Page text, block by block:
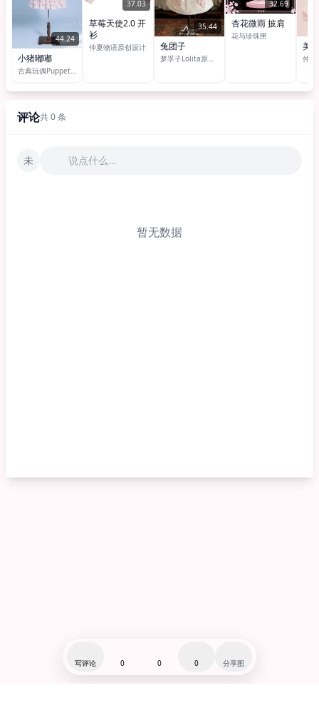
44.24
小猪嘟嘟
37.03
草莓天使2.0 开
衫
仲夏物语原创设计
35.44
兔团子
梦孚子Lolita原创设计
32.69
杏花微雨 披肩
花与珍珠匣
美
仲夏
评论共 0 条
未 说点什么…
暂无数据
写评论 0 0 0 分享图